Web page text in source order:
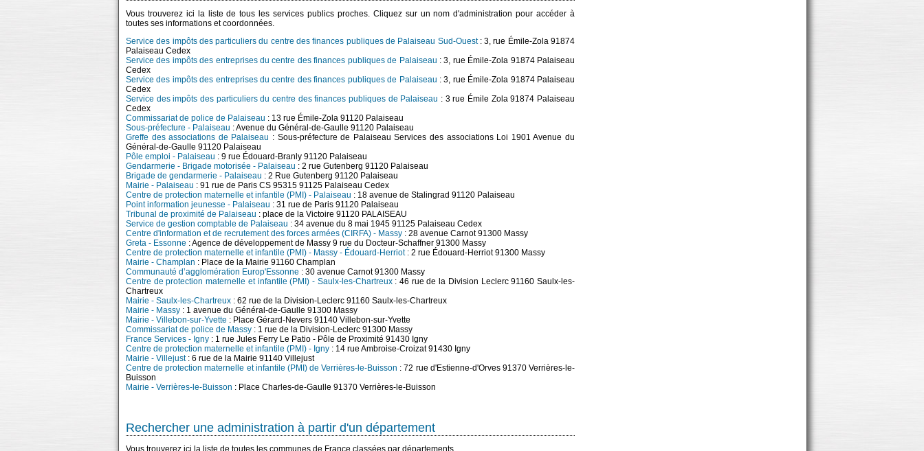
Vous trouverez ici la liste de tous les services publics proches. Cliquez sur un nom d'administration pour accéder à
toutes ses informations et coordonnées.
Service des impôts des particuliers du centre des finances publiques de Palaiseau Sud-Ouest: 3, rue Émile-Zola 91874
Palaiseau Cedex
Service des impôts des entreprises du centre des finances publiques de Palaiseau : 3, rue Émile-Zola 91874 Palaiseau
Cedex
Service des impôts des entreprises du centre des finances publiques de Palaiseau : 3, rue Émile-Zola 91874 Palaiseau
Cedex
Service des impôts des particuliers du centre des finances publiques de Palaiseau : 3 rue Émile Zola 91874 Palaiseau
Cedex
Commissariat de police de Palaiseau : 13 rue Émile-Zola 91120 Palaiseau
Sous-préfecture - Palaiseau : Avenue du Général-de-Gaulle 91120 Palaiseau
Greffe des associations de Palaiseau : Sous-préfecture de Palaiseau Services des associations Loi 1901 Avenue du
Général-de-Gaulle 91120 Palaiseau
Pôle emploi - Palaiseau : 9 rue Édouard-Branly 91120 Palaiseau
Gendarmerie - Brigade motorisée - Palaiseau : 2 rue Gutenberg 91120 Palaiseau
Brigade de gendarmerie - Palaiseau : 2 Rue Gutenberg 91120 Palaiseau
Mairie - Palaiseau : 91 rue de Paris CS 95315 91125 Palaiseau Cedex
Centre de protection maternelle et infantile (PMI) - Palaiseau : 18 avenue de Stalingrad 91120 Palaiseau
Point information jeunesse - Palaiseau : 31 rue de Paris 91120 Palaiseau
Tribunal de proximité de Palaiseau : place de la Victoire 91120 PALAISEAU
Service de gestion comptable de Palaiseau : 34 avenue du 8 mai 1945 91125 Palaiseau Cedex
Centre d'information et de recrutement des forces armées (CIRFA) - Massy : 28 avenue Carnot 91300 Massy
Greta - Essonne : Agence de développement de Massy 9 rue du Docteur-Schaffner 91300 Massy
Centre de protection maternelle et infantile (PMI) - Massy - Édouard-Herriot: 2 rue Édouard-Herriot 91300 Massy
Mairie - Champlan : Place de la Mairie 91160 Champlan
Communauté d’agglomération Europ'Essonne : 30 avenue Carnot 91300 Massy
Centre de protection maternelle et infantile (PMI) - Saulx-les-Chartreux: 46 rue de la Division Leclerc 91160 Saulx-les-
Chartreux
Mairie - Saulx-les-Chartreux : 62 rue de la Division-Leclerc 91160 Saulx-les-Chartreux
Mairie - Massy : 1 avenue du Général-de-Gaulle 91300 Massy
Mairie - Villebon-sur-Yvette : Place Gérard-Nevers 91140 Villebon-sur-Yvette
Commissariat de police de Massy : 1 rue de la Division-Leclerc 91300 Massy
France Services - Igny : 1 rue Jules Ferry Le Patio - Pôle de Proximité 91430 Igny
Centre de protection maternelle et infantile (PMI) - Igny : 14 rue Ambroise-Croizat 91430 Igny
Mairie - Villejust: 6 rue de la Mairie 91140 Villejust
Centre de protection maternelle et infantile (PMI) de Verrières-le-Buisson : 72 rue d'Estienne-d'Orves 91370 Verrières-le-
Buisson
Mairie - Verrières-le-Buisson : Place Charles-de-Gaulle 91370 Verrières-le-Buisson
Rechercher une administration à partir d'un département
Vous trouverez ici la liste de toutes les communes de France classées par départements.